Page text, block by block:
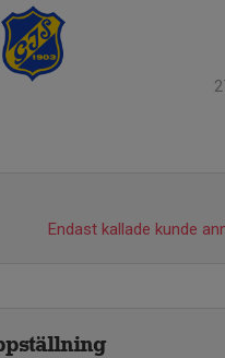
Endast kallade kunde